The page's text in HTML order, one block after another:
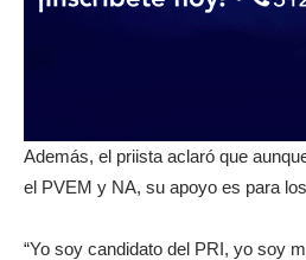
Además, el priista aclaró que
el PVEM y NA, su apoyo es para
“Yo soy candidato del PRI, yo soy